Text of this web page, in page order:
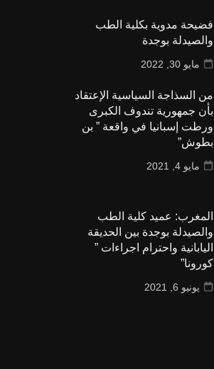
فضيحة مدوية بكلية الطب
والصيدلة بوجدة
مايو 30, 2022
من السذاجة السياسية الإعتقاد
بأن جمهورية تندوف الكبرى
ورطت إسبانيا في واقعة ” بن
بطوش”
مايو 4, 2021
المغرب: عميد كلية الطب
والصيدلة بوجدة بين الحديقة
اليابانية واحترام اجراءات ”
كورونا”
يونيو 6, 2021